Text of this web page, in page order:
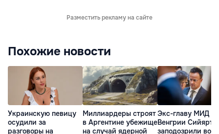
Разместить рекламу на сайте
Похожие новости
Украинскую певицу
осудили за
разговоры на
Миллиардеры строят
в Аргентине убежище
на случай ядерной
Экс-главу МИД
Венгрии Сийярто
заподозрили во